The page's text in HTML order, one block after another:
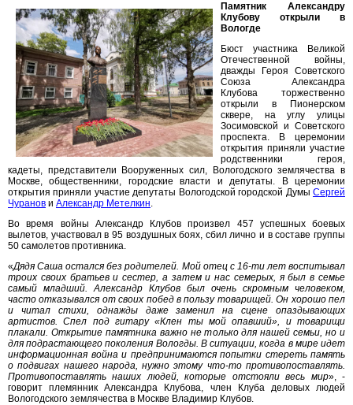
Памятник Александру
Клубову открыли в
Вологде
Бюст участника Великой
Отечественной войны,
дважды Героя Советского
Союза Александра
Клубова торжественно
открыли в Пионерском
сквере, на углу улицы
Зосимовской и Советского
проспекта. В церемонии
открытия приняли участие
родственники героя,
кадеты, представители Вооруженных сил, Вологодского землячества в
Москве, общественники, городские власти и депутаты. В церемонии
открытия приняли участие депутаты Вологодской городской Думы Сергей
Чуранов и Александр Метелкин.
Во время войны Александр Клубов произвел 457 успешных боевых
вылетов, участвовал в 95 воздушных боях, сбил лично и в составе группы
50 самолетов противника.
«Дядя Саша остался без родителей. Мой отец с 16-ти лет воспитывал
троих своих братьев и сестер, а затем и нас семерых, я был в семье
самый младший. Александр Клубов был очень скромным человеком,
часто отказывался от своих побед в пользу товарищей. Он хорошо пел
и читал стихи, однажды даже заменил на сцене опаздывающих
артистов. Спел под гитару «Клен ты мой опавший», и товарищи
плакали. Открытие памятника важно не только для нашей семьи, но и
для подрастающего поколения Вологды. В ситуации, когда в мире идет
информационная война и предпринимаются попытки стереть память
о подвигах нашего народа, нужно этому что-то противопоставлять.
Противопоставлять наших людей, которые отстояли весь мир», -
говорит племянник Александра Клубова, член Клуба деловых людей
Вологодского землячества в Москве Владимир Клубов.